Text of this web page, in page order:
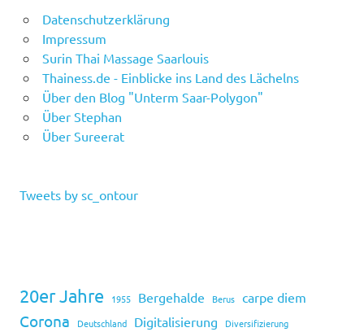
Datenschutzerklärung
Impressum
Surin Thai Massage Saarlouis
Thainess.de - Einblicke ins Land des Lächelns
Über den Blog "Unterm Saar-Polygon"
Über Stephan
Über Sureerat
Tweets by sc_ontour
20er Jahre 1955 Bergehalde Berus carpe diem
Corona Deutschland Digitalisierung Diversifizierung